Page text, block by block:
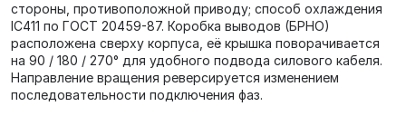
стороны, противоположной приводу; способ охлаждения
IC411 по ГОСТ 20459-87. Коробка выводов (БРНО)
расположена сверху корпуса, её крышка поворачивается
на 90 / 180 / 270° для удобного подвода силового кабеля.
Направление вращения реверсируется изменением
последовательности подключения фаз.